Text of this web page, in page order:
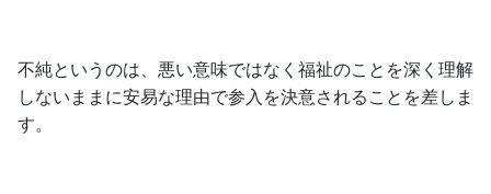
不純というのは、悪い意味ではなく福祉のことを深く理解
しないままに安易な理由で参入を決意されることを差しま
す。